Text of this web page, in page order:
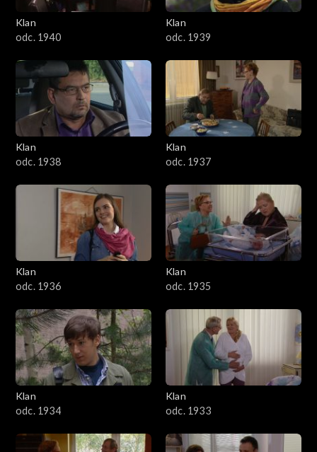
Klan
odc. 1940
Klan
odc. 1939
Klan
odc. 1938
Klan
odc. 1937
Klan
odc. 1936
Klan
odc. 1935
Klan
odc. 1934
Klan
odc. 1933